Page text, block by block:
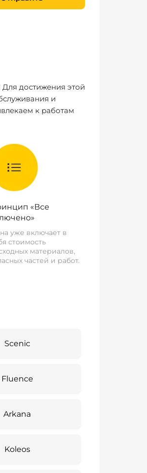
достижения этой
и
к работам
«Все
уже включает в
стоимость
материалов,
частей и работ.
Scenic
Fluence
Arkana
Koleos